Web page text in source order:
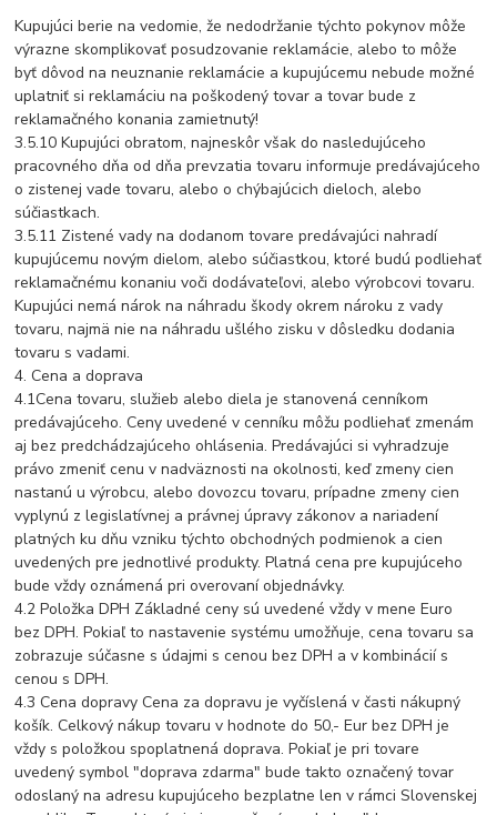
Kupujúci berie na vedomie, že nedodržanie týchto pokynov môže
výrazne skomplikovať posudzovanie reklamácie, alebo to môže
byť dôvod na neuznanie reklamácie a kupujúcemu nebude možné
uplatniť si reklamáciu na poškodený tovar a tovar bude z
reklamačného konania zamietnutý!
3.5.10 Kupujúci obratom, najneskôr však do nasledujúceho
pracovného dňa od dňa prevzatia tovaru informuje predávajúceho
o zistenej vade tovaru, alebo o chýbajúcich dieloch, alebo
súčiastkach.
3.5.11 Zistené vady na dodanom tovare predávajúci nahradí
kupujúcemu novým dielom, alebo súčiastkou, ktoré budú podliehať
reklamačnému konaniu voči dodávateľovi, alebo výrobcovi tovaru.
Kupujúci nemá nárok na náhradu škody okrem nároku z vady
tovaru, najmä nie na náhradu ušlého zisku v dôsledku dodania
tovaru s vadami.
4. Cena a doprava
4.1Cena tovaru, služieb alebo diela je stanovená cenníkom
predávajúceho. Ceny uvedené v cenníku môžu podliehať zmenám
aj bez predchádzajúceho ohlásenia. Predávajúci si vyhradzuje
právo zmeniť cenu v nadväznosti na okolnosti, keď zmeny cien
nastanú u výrobcu, alebo dovozcu tovaru, prípadne zmeny cien
vyplynú z legislatívnej a právnej úpravy zákonov a nariadení
platných ku dňu vzniku týchto obchodných podmienok a cien
uvedených pre jednotlivé produkty. Platná cena pre kupujúceho
bude vždy oznámená pri overovaní objednávky.
4.2 Položka DPH Základné ceny sú uvedené vždy v mene Euro
bez DPH. Pokiaľ to nastavenie systému umožňuje, cena tovaru sa
zobrazuje súčasne s údajmi s cenou bez DPH a v kombinácií s
cenou s DPH.
4.3 Cena dopravy Cena za dopravu je vyčíslená v časti nákupný
košík. Celkový nákup tovaru v hodnote do 50,- Eur bez DPH je
vždy s položkou spoplatnená doprava. Pokiaľ je pri tovare
uvedený symbol "doprava zdarma" bude takto označený tovar
odoslaný na adresu kupujúceho bezplatne len v rámci Slovenskej